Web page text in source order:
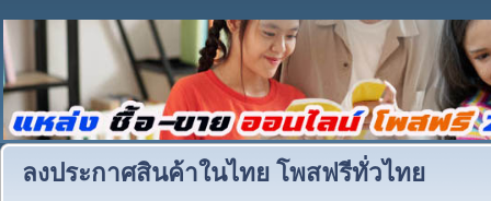
ลงประกาศสินค้าในไทย โพสฟรีทั่วไทย